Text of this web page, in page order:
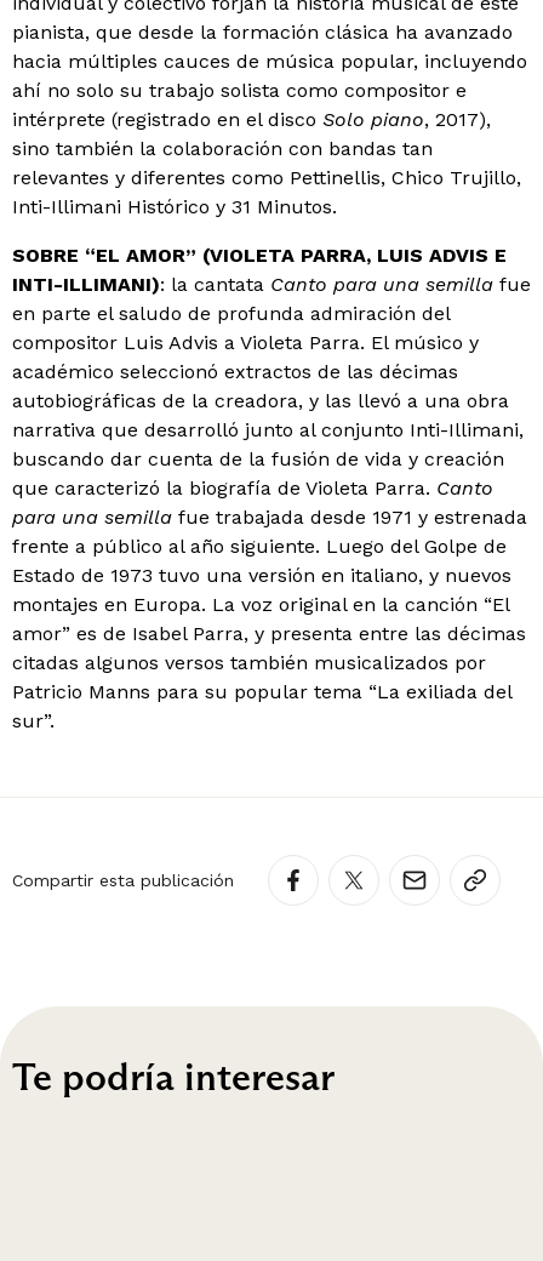
pianista, que desde la formación clásica ha avanzado
hacia múltiples cauces de música popular, incluyendo
ahí no solo su trabajo solista como compositor e
intérprete (registrado en el disco Solo piano, 2017),
sino también la colaboración con bandas tan
relevantes y diferentes como Pettinellis, Chico Trujillo,
Inti-Illimani Histórico y 31 Minutos.
SOBRE “EL AMOR” (VIOLETA PARRA, LUIS ADVIS E
INTI-ILLIMANI): la cantata Canto para una semilla fue
en parte el saludo de profunda admiración del
compositor Luis Advis a Violeta Parra. El músico y
académico seleccionó extractos de las décimas
autobiográficas de la creadora, y las llevó a una obra
narrativa que desarrolló junto al conjunto Inti-Illimani,
buscando dar cuenta de la fusión de vida y creación
que caracterizó la biografía de Violeta Parra. Canto
para una semilla fue trabajada desde 1971 y estrenada
frente a público al año siguiente. Luego del Golpe de
Estado de 1973 tuvo una versión en italiano, y nuevos
montajes en Europa. La voz original en la canción “El
amor” es de Isabel Parra, y presenta entre las décimas
citadas algunos versos también musicalizados por
Patricio Manns para su popular tema “La exiliada del
sur”.
Compartir esta publicación
Te podría interesar